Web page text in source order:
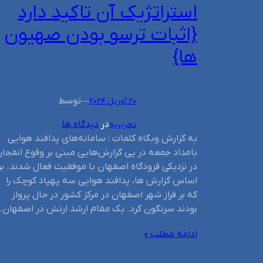
استراتژیک آن تاکید دارد
{اثبات ترسو بودن صهیون
ها}
20 آوریل 2024 —توسط
تحریریهدر دیدگاه ها
به گزارش وبگاه کلمات :‌ سامانه‌های پدافند هوایی
بامداد جمعه در پی گزارش‌هایی مبنی بر وقوع
در نزدیکی فرودگاه اصفهان با موفقیت فعال شدند.
اساس گزارش ها، پدافند هوایی سه پهپاد کوچک را
که بر فراز شهر اصفهان در مرکز کشور در حال پرواز
بودند سرنگون کرد. یک مقام ارشد ارتش در
ادامه مطلب »